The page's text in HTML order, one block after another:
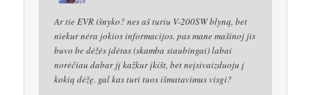
Ar tie EVR išnyko? nes aš turiu V-200SW blyną, bet
niekur nėra jokios informacijos. pas mane mašinoj jis
buvo be dėžės įdėtas (skamba siaubingai) labai
norėčiau dabar jį kažkur įkišt, bet neįsivaizduoju į
kokią dėžę. gal kas turi tuos išmatavimus visgi?